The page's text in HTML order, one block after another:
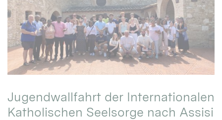
Jugendwallfahrt der Internationalen
Katholischen Seelsorge nach Assisi